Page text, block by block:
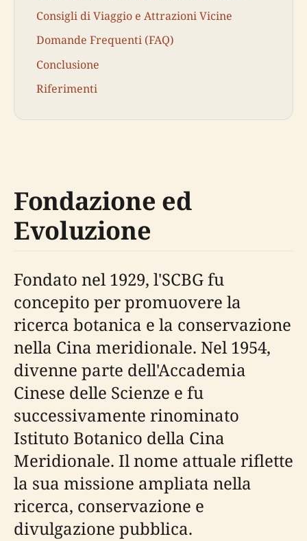
Consigli di Viaggio e Attrazioni Vicine
Domande Frequenti (FAQ)
Conclusione
Riferimenti
Fondazione ed
Evoluzione
Fondato nel 1929, l'SCBG fu
concepito per promuovere la
ricerca botanica e la conservazione
nella Cina meridionale. Nel 1954,
divenne parte dell'Accademia
Cinese delle Scienze e fu
successivamente rinominato
Istituto Botanico della Cina
Meridionale. Il nome attuale riflette
la sua missione ampliata nella
ricerca, conservazione e
divulgazione pubblica.